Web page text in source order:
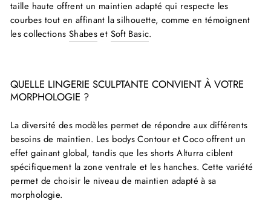
taille haute offrent un maintien adapté qui respecte les
courbes tout en affinant la silhouette, comme en témoignent
les collections Shabeset Soft Basic.
QUELLE LINGERIE SCULPTANTE CONVIENT À VOTRE
MORPHOLOGIE ?
La diversité des modèles permet de répondre aux différents
besoins de maintien. Les bodys Contour et Coco offrent un
effet gainant global, tandis que les shorts Alturra ciblent
spécifiquement la zone ventrale et les hanches. Cette variété
permet de choisir le niveau de maintien adapté à sa
morphologie.